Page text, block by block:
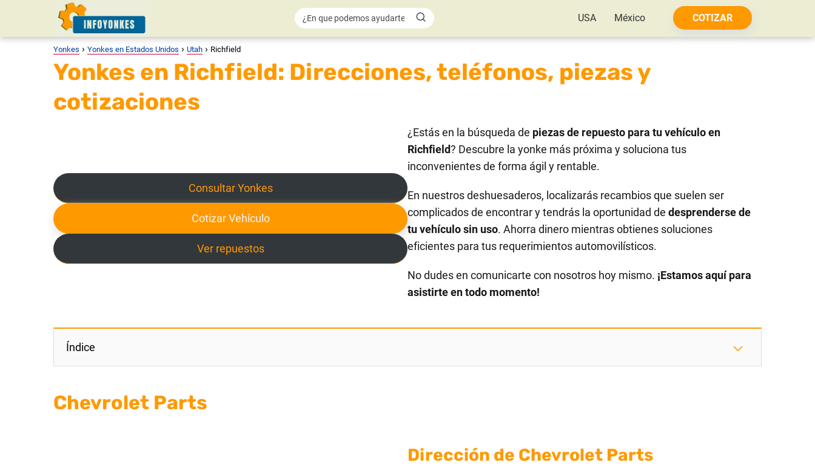
USA México COTIZAR
Yonkes Yonkes en Estados Unidos Utah Richfield
Yonkes en Richfield: Direcciones, teléfonos, piezas y
cotizaciones
Consultar Yonkes
Cotizar Vehículo
Ver repuestos
¿Estás en la búsqueda de piezas de repuesto para tu vehículo en
Richfield? Descubre la yonke más próxima y soluciona tus
inconvenientes de forma ágil y rentable.
En nuestros deshuesaderos, localizarás recambios que suelen ser
complicados de encontrar y tendrás la oportunidad de desprenderse de
tu vehículo sin uso. Ahorra dinero mientras obtienes soluciones
eficientes para tus requerimientos automovilísticos.
No dudes en comunicarte con nosotros hoy mismo. ¡Estamos aquí para
asistirte en todo momento!
Índice
Chevrolet Parts
Dirección de Chevrolet Parts